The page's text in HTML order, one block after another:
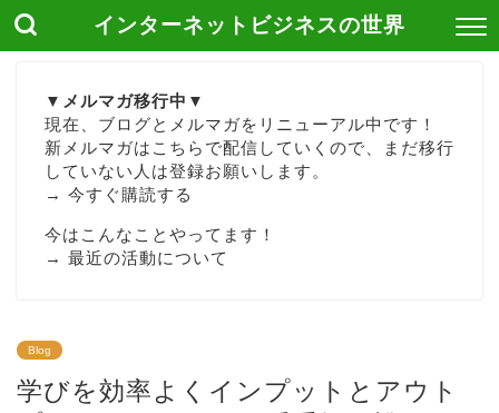
インターネットビジネスの世界
▼メルマガ移行中▼
現在、ブログとメルマガをリニューアル中です！
新メルマガはこちらで配信していくので、まだ移行
していない人は登録お願いします。
→ 今すぐ購読する
今はこんなことやってます！
→ 最近の活動について
Blog
学びを効率よくインプットとアウト